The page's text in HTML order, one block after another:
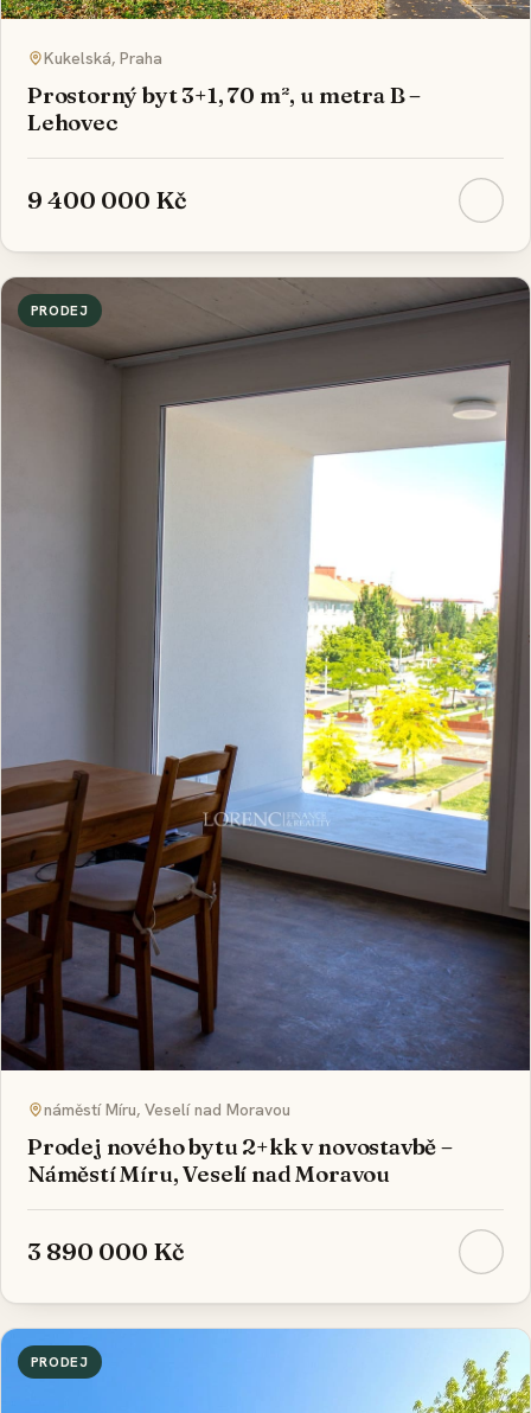
Kukelská, Praha
Prostorný byt 3+1, 70 m², u metra B –
Lehovec
9 400 000 Kč
PRODEJ
náměstí Míru, Veselí nad Moravou
Prodej nového bytu 2+kk v novostavbě –
Náměstí Míru, Veselí nad Moravou
3 890 000 Kč
PRODEJ